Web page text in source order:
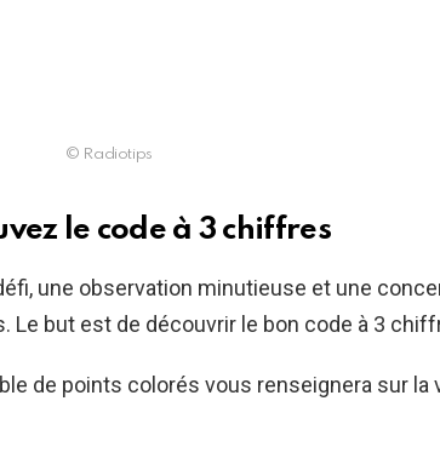
© Radiotips
le code à 3 chiffres
une observation minutieuse et une
Le but est de découvrir le bon code à 3
de points colorés vous renseignera sur la